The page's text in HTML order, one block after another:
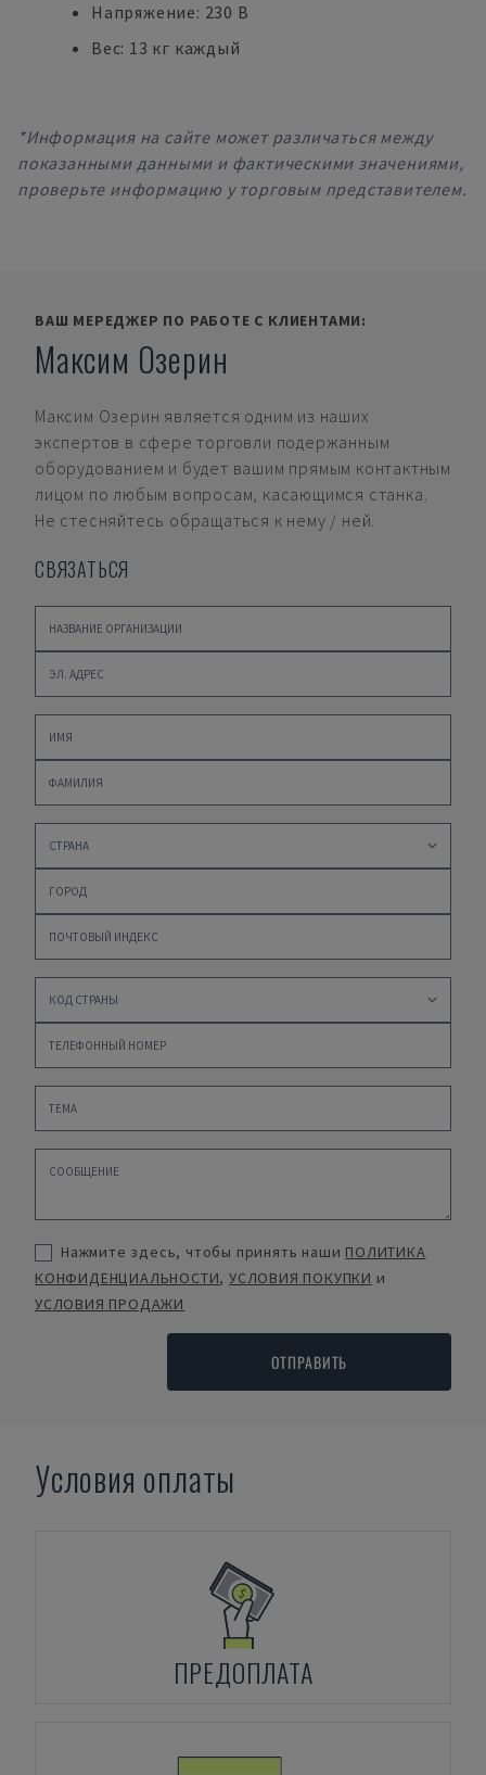
Напряжение: 230 В
Вес: 13 кг каждый
*Информация на сайте может различаться между
показанными данными и фактическими значениями,
проверьте информацию у торговым представителем.
ВАШ МЕРЕДЖЕР ПО РАБОТЕ С КЛИЕНТАМИ:
Максим Озерин
Максим Озерин является одним из наших
экспертов в сфере торговли подержанным
оборудованием и будет вашим прямым контактным
лицом по любым вопросам, касающимся станка.
Не стесняйтесь обращаться к нему / ней.
СВЯЗАТЬСЯ
Нажмите здесь, чтобы принять наши ПОЛИТИКА
КОНФИДЕНЦИАЛЬНОСТИ,УСЛОВИЯ ПОКУПКИ и
УСЛОВИЯ ПРОДАЖИ
ОТПРАВИТЬ
Условия оплаты
ПРЕДОПЛАТА